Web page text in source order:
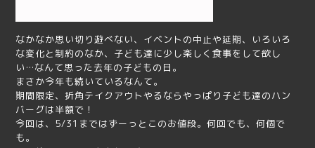
なかなか思い切り遊べない、イベントの中止や延期、いろいろ
な変化と制約のなか、子ども達に少し楽しく食事をして欲し
い…なんて思った去年の子どもの日。
まさか今年も続いているなんて。
期間限定、折角テイクアウトやるならやっぱり子ども達のハン
バーグは半額で！
今回は、5/31まではずーっとこのお値段。何回でも、何個で
も。